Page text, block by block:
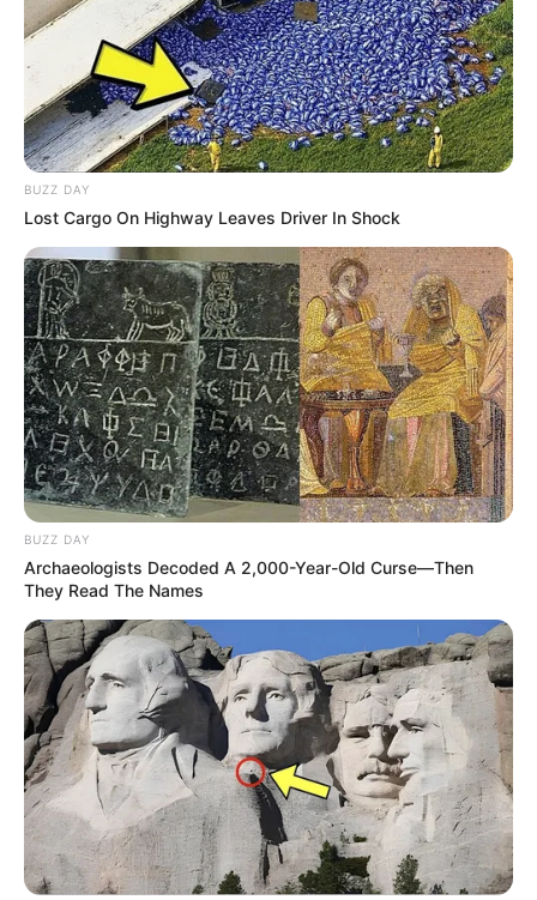
17:30 / 05 Avqust 2026 HÜQUQ
Vəkil alimentlə bağlı valideynlərin bilməli
olduğu hüquqlarıaçıqladı
80
17:10 / 05 Avqust 2026 MARAQLI
Boşanmadan sonra əmlak bölgüsü nə
qədər müddət vacibdir?-
AÇIQLADI
98 0 0
BUZZ DAY
Lost Cargo On Highway Leaves Driver In Shock
BUZZ DAY
Archaeologists Decoded A 2,000-Year-Old Curse—Then
They Read The Names